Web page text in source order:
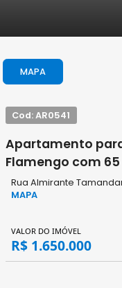
MAPA
Cod: AR0541
Apartamento
Flamengo com 65
Rua Almirante
MAPA
VALOR DO IMÓVEL
R$ 1.650.000